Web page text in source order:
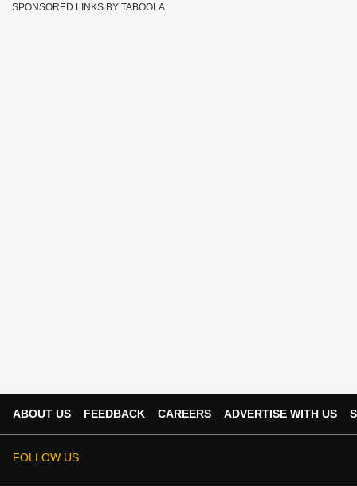
SPONSORED LINKS BY TABOOLA
ABOUT US FEEDBACK CAREERS ADVERTISE WITH US
FOLLOW US